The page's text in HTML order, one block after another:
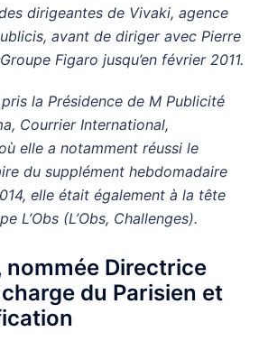
dirigeantes de Vivaki, agence
avant de diriger avec Pierre
Figaro jusqu’en février 2011.
la Présidence de M Publicité
Courrier International,
elle a notamment réussi le
du supplément hebdomadaire
elle était également à la tête
L’Obs (L’Obs, Challenges).
nommée Directrice
du Parisien et